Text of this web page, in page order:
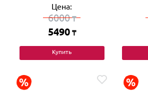
Цена:
6000₸
5490 ₸
Купить